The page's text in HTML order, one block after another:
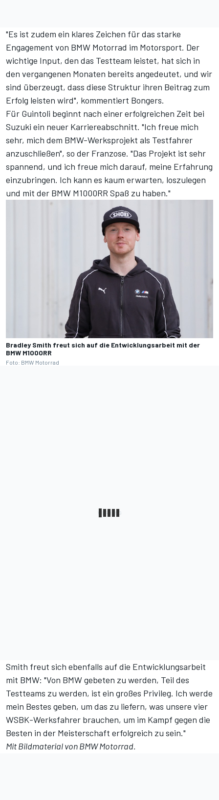
"Es ist zudem ein klares Zeichen für das starke
Engagement von BMW Motorrad im Motorsport. Der
wichtige Input, den das Testteam leistet, hat sich in
den vergangenen Monaten bereits angedeutet, und wir
sind überzeugt, dass diese Struktur ihren Beitrag zum
Erfolg leisten wird", kommentiert Bongers.
Für Guintoli beginnt nach einer erfolgreichen Zeit bei
Suzuki ein neuer Karriereabschnitt. "Ich freue mich
sehr, mich dem BMW-Werksprojekt als Testfahrer
anzuschließen", so der Franzose. "Das Projekt ist sehr
spannend, und ich freue mich darauf, meine Erfahrung
einzubringen. Ich kann es kaum erwarten, loszulegen
und mit der BMW M1000RR Spaß zu haben."
Bradley Smith freut sich auf die Entwicklungsarbeit mit der
BMW M1000RR
Foto: BMW Motorrad
Smith freut sich ebenfalls auf die Entwicklungsarbeit
mit BMW: "Von BMW gebeten zu werden, Teil des
Testteams zu werden, ist ein großes Privileg. Ich werde
mein Bestes geben, um das zu liefern, was unsere vier
WSBK-Werksfahrer brauchen, um im Kampf gegen die
Besten in der Meisterschaft erfolgreich zu sein."
Mit Bildmaterial von BMW Motorrad.